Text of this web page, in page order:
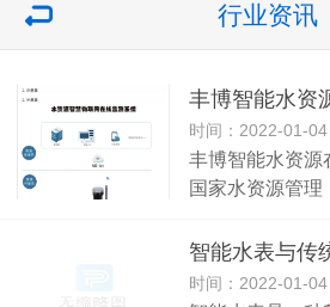
行业资讯
时间：2022-01-
丰博智能水资源
国家水资源管理
智能水表与传
时间：2022-01-